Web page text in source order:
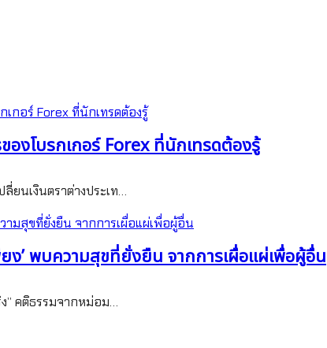
องโบรกเกอร์ Forex ที่นักเทรดต้องรู้
ยนเงินตราต่างประเท…
ง’ พบความสุขที่ยั่งยืน จากการเผื่อแผ่เพื่อผู้อื่น
” คติธรรมจากหม่อม…